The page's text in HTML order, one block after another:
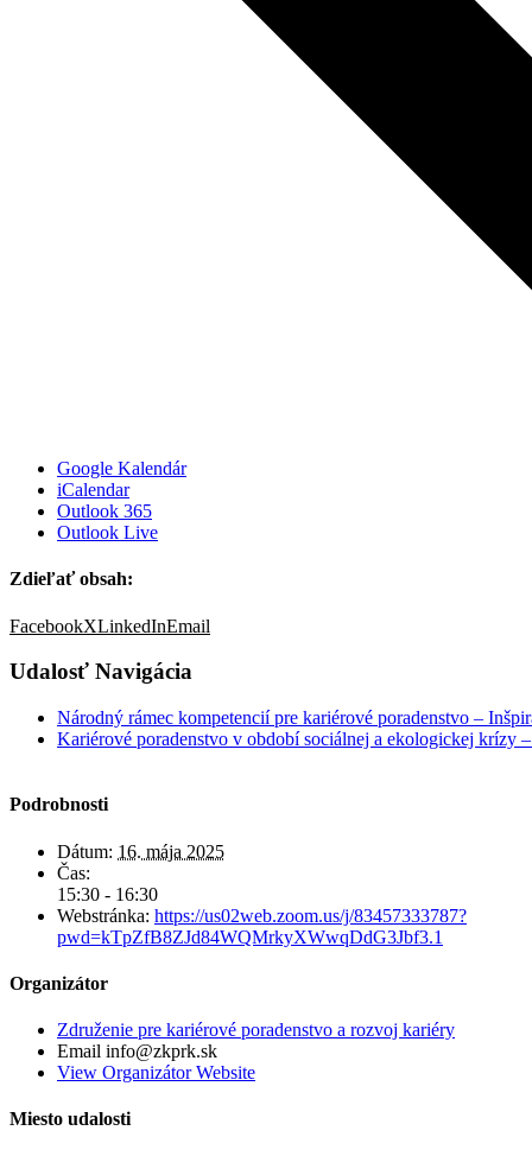
Google Kalendár
iCalendar
Outlook 365
Outlook Live
Zdieľať obsah:
FacebookXLinkedInEmail
Udalosť Navigácia
Národný rámec kompetencií pre kariérové poradenstvo –
Kariérové poradenstvo v období sociálnej a ekologickej krízy
Podrobnosti
Dátum: 16. mája 2025
Čas:
15:30 - 16:30
Webstránka: https://us02web.zoom.us/j/83457333787?
pwd=kTpZfB8ZJd84WQMrkyXWwqDdG3Jbf3.1
Organizátor
Združenie pre kariérové poradenstvo a rozvoj kariéry
Email info@zkprk.sk
View Organizátor Website
Miesto udalosti